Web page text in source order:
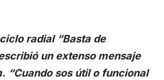
radial “Basta de
un extenso mensaje
“Cuando sos útil o funcional